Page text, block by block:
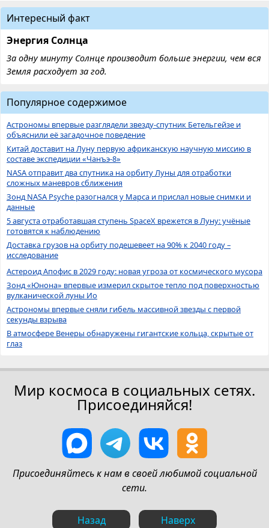
Интересный факт
Энергия Солнца
За одну минуту Солнце производит больше энергии, чем вся
Земля расходует за год.
Популярное содержимое
Астрономы впервые разглядели звезду-спутник Бетельгейзе и
объяснили её загадочное поведение
Китай доставит на Луну первую африканскую научную миссию в
составе экспедиции «Чанъэ-8»
NASA отправит два спутника на орбиту Луны для отработки
сложных маневров сближения
Зонд NASA Psyche разогнался у Марса и прислал новые снимки и
данные
5 августа отработавшая ступень SpaceX врежется в Луну: учёные
готовятся к наблюдению
Доставка грузов на орбиту подешевеет на 90% к 2040 году –
исследование
Астероид Апофис в 2029 году: новая угроза от космического мусора
Зонд «Юнона» впервые измерил скрытое тепло под поверхностью
вулканической луны Ио
Астрономы впервые сняли гибель массивной звезды с первой
секунды взрыва
В атмосфере Венеры обнаружены гигантские кольца, скрытые от
глаз
Мир космоса в социальных сетях.
Присоединяйся!
Присоединяйтесь к нам в своей любимой социальной
сети.
Назад Наверх